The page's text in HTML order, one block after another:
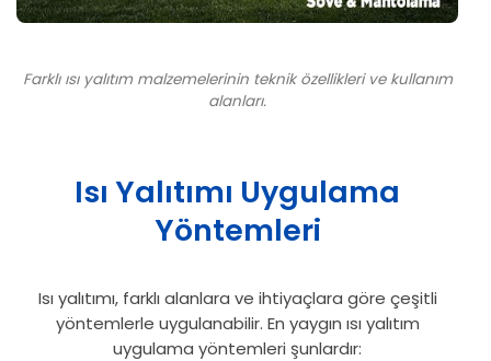
Farklı ısı yalıtım malzemelerinin teknik özellikleri ve kullanım
alanları.
Isı Yalıtımı Uygulama
Yöntemleri
Isı yalıtımı, farklı alanlara ve ihtiyaçlara göre çeşitli
yöntemlerle uygulanabilir. En yaygın ısı yalıtım
uygulama yöntemleri şunlardır: